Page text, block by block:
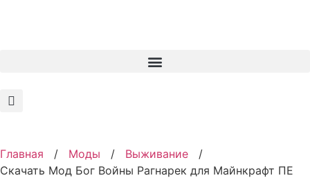
Главная / Моды / Выживание
/
Скачать Мод Бог Войны Рагнарек для Майнкрафт ПЕ